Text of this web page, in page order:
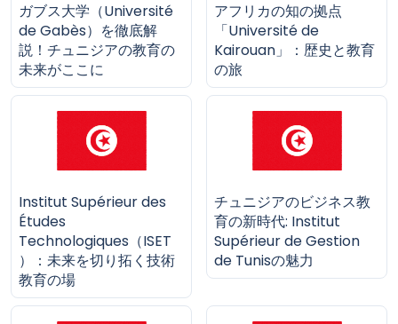
ガブス大学（Université
de Gabès）を徹底解
説！チュニジアの教育の
未来がここに
アフリカの知の拠点
「Université de
Kairouan」：歴史と教育
の旅
Institut Supérieur des
Études
Technologiques（ISET
）：未来を切り拓く技術
教育の場
チュニジアのビジネス教
育の新時代: Institut
Supérieur de Gestion
de Tunisの魅力